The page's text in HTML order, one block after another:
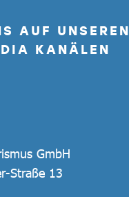
AUF UNSEREN
KANÄLEN
GmbH
Straße 13